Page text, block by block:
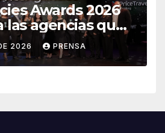
Awards 2026
las agencias que
crecimiento del
México
2026 PRENSA